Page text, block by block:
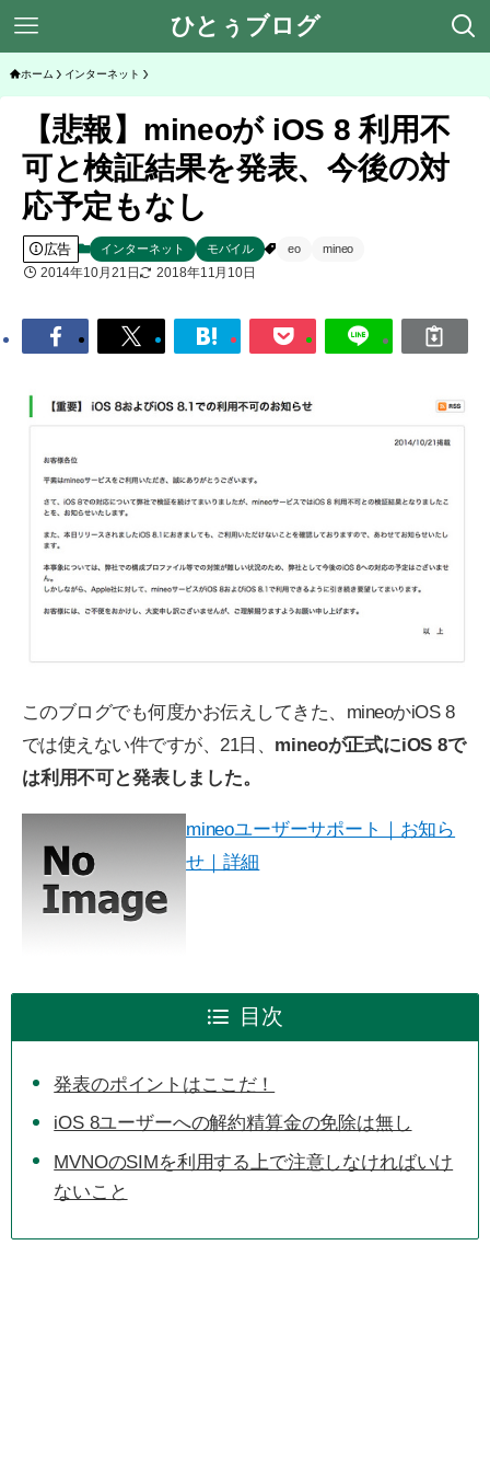
ひとぅブログ
ホーム インターネット
【悲報】mineoが iOS 8 利用不
可と検証結果を発表、今後の対
応予定もなし
広告 インターネット モバイル eo mineo
2014年10月21日 2018年11月10日
このブログでも何度かお伝えしてきた、mineoかiOS 8
では使えない件ですが、21日、 mineoが正式にiOS 8で
は利用不可と発表しました。
mineoユーザーサポート｜お知ら
せ｜詳細
目次
発表のポイントはここだ！
iOS 8ユーザーへの解約精算金の免除は無し
MVNOのSIMを利用する上で注意しなければいけ
ないこと